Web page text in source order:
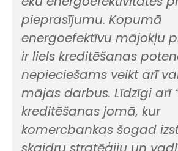
pieprasījumu. Kopumā
energoefektīvu mājokļu
ir liels kreditēšanas
nepieciešams veikt arī
mājas darbus. Līdzīgi arī
kreditēšanas jomā, kur
komercbankas šogad